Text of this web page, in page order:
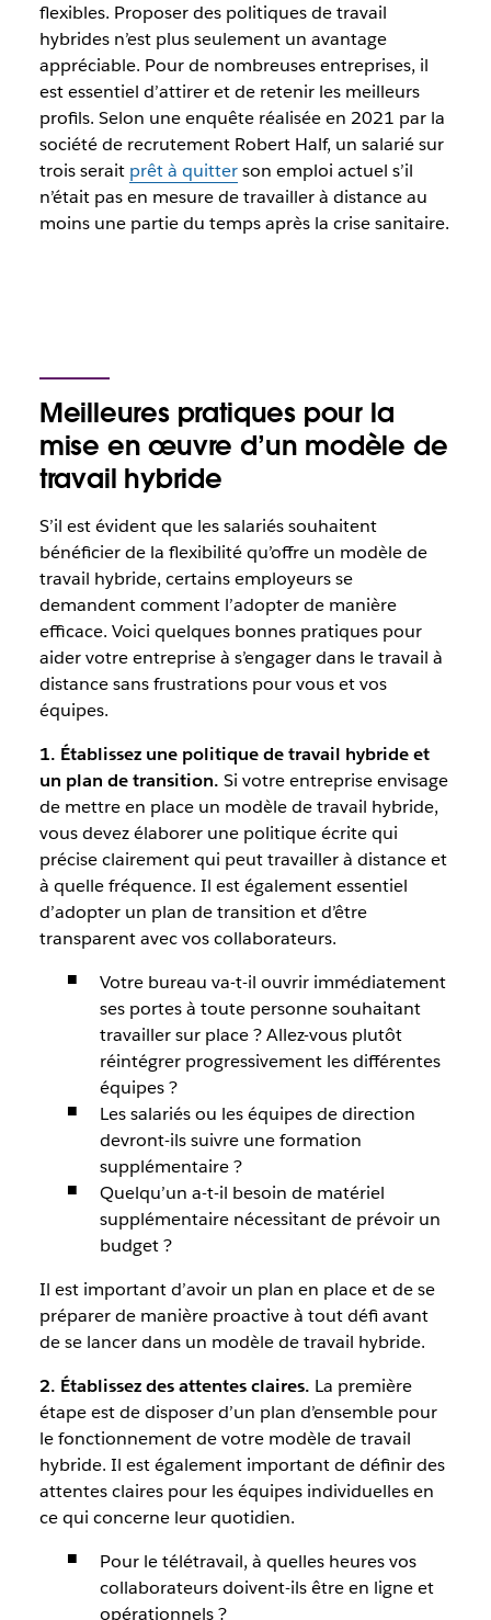
flexibles. Proposer des politiques de travail
hybrides n’est plus seulement un avantage
appréciable. Pour de nombreuses entreprises, il
est essentiel d’attirer et de retenir les meilleurs
profils. Selon une enquête réalisée en 2021 par la
société de recrutement Robert Half, un salarié sur
trois serait prêt à quitterson emploi actuel s’il
n’était pas en mesure de travailler à distance au
moins une partie du temps après la crise sanitaire.
Meilleures pratiques pour la
mise en œuvre d’un modèle de
travail hybride
S’il est évident que les salariés souhaitent
bénéficier de la flexibilité qu’offre un modèle de
travail hybride, certains employeurs se
demandent comment l’adopter de manière
efficace. Voici quelques bonnes pratiques pour
aider votre entreprise à s’engager dans le travail à
distance sans frustrations pour vous et vos
équipes.
1. Établissez une politique de travail hybride et
un plan de transition. Si votre entreprise envisage
de mettre en place un modèle de travail hybride,
vous devez élaborer une politique écrite qui
précise clairement qui peut travailler à distance et
à quelle fréquence. Il est également essentiel
d’adopter un plan de transition et d’être
transparent avec vos collaborateurs.
Votre bureau va-t-il ouvrir immédiatement
ses portes à toute personne souhaitant
travailler sur place ? Allez-vous plutôt
réintégrer progressivement les différentes
équipes ?
Les salariés ou les équipes de direction
devront-ils suivre une formation
supplémentaire ?
Quelqu’un a-t-il besoin de matériel
supplémentaire nécessitant de prévoir un
budget ?
Il est important d’avoir un plan en place et de se
préparer de manière proactive à tout défi avant
de se lancer dans un modèle de travail hybride.
2. Établissez des attentes claires. La première
étape est de disposer d’un plan d’ensemble pour
le fonctionnement de votre modèle de travail
hybride. Il est également important de définir des
attentes claires pour les équipes individuelles en
ce qui concerne leur quotidien.
Pour le télétravail, à quelles heures vos
collaborateurs doivent-ils être en ligne et
opérationnels ?